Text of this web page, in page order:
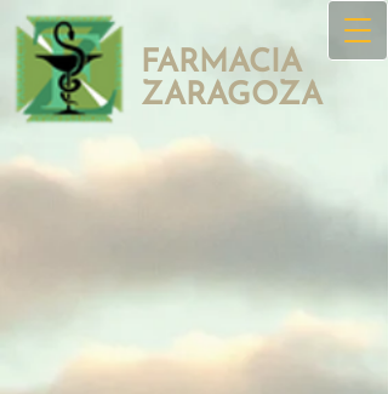
FARMACIA
ZAR​AGOZA